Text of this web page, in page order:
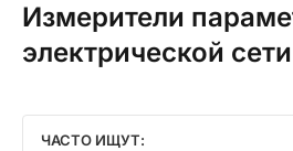
Измерители
электрической сети
ЧАСТО ИЩУТ: